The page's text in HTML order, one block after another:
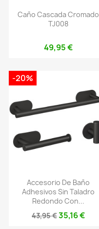
Caño Cascada Cromado
TJ008
49,95 €
Accesorio De Baño
Adhesivos Sin Taladro
Redondo Con...
43,95 €35,16 €
-20%